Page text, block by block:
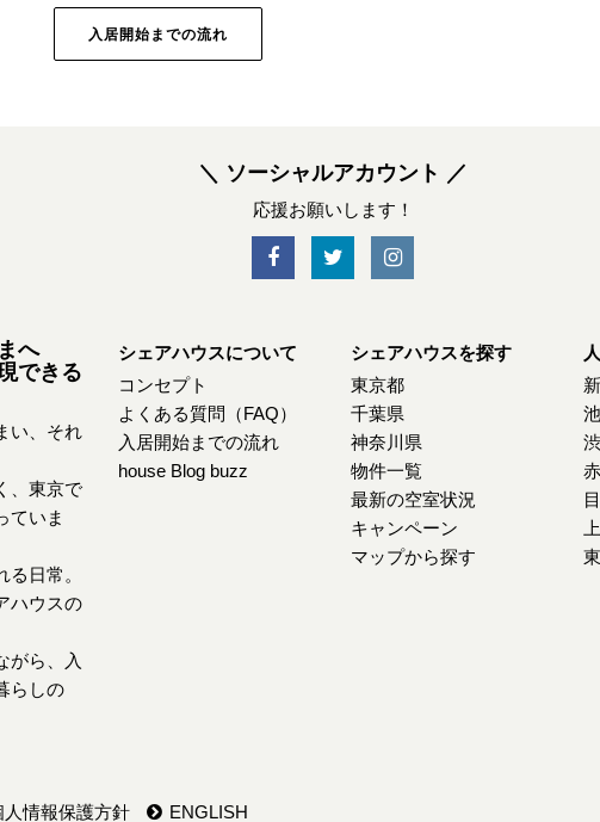
入居開始までの流れ
＼ ソーシャルアカウント ／
応援お願いします！
へ
できる
い、それ
、東京で
ていま
日常。
ハウスの
がら、入
らしの
シェアハウスについて
コンセプト
よくある質問（FAQ）
入居開始までの流れ
house Blog buzz
シェアハウスを探す
東京都
千葉県
神奈川県
物件一覧
最新の空室状況
キャンペーン
マップから探す
人情報保護方針 ENGLISH